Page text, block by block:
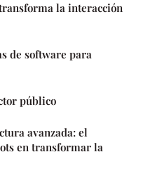
la interacción
de software para
público
avanzada: el
en transformar la